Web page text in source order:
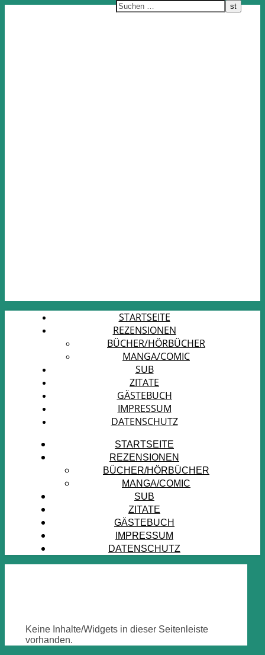
STARTSEITE
REZENSIONEN
BÜCHER/HÖRBÜCHER
MANGA/COMIC
SUB
ZITATE
GÄSTEBUCH
IMPRESSUM
DATENSCHUTZ
STARTSEITE
REZENSIONEN
BÜCHER/HÖRBÜCHER
MANGA/COMIC
SUB
ZITATE
GÄSTEBUCH
IMPRESSUM
DATENSCHUTZ
Keine Inhalte/Widgets in dieser Seitenleiste
vorhanden.